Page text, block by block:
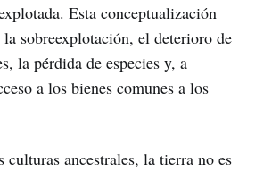
Esta conceptualización
sobreexplotación, el deterioro de
la pérdida de especies y, a
a los bienes comunes a los
culturas ancestrales, la tierra no es